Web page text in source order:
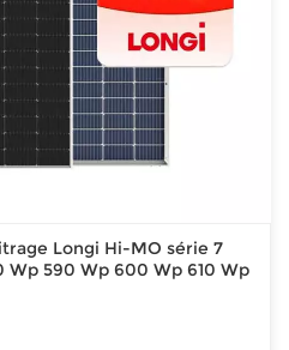
Longi Hi-MO série 7
Wp 590 Wp 600 Wp 610 Wp